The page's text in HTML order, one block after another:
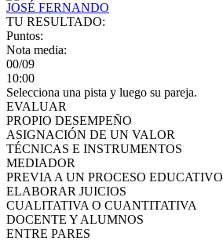
JOSÉ FERNANDO
TU RESULTADO:
Puntos:
Nota media:
00/09
10:00
Selecciona una pista y luego su pareja.
EVALUAR
PROPIO DESEMPEÑO
ASIGNACIÓN DE UN VALOR
TÉCNICAS E INSTRUMENTOS
MEDIADOR
PREVIA A UN PROCESO EDUCATIVO
ELABORAR JUICIOS
CUALITATIVA O CUANTITATIVA
DOCENTE Y ALUMNOS
ENTRE PARES